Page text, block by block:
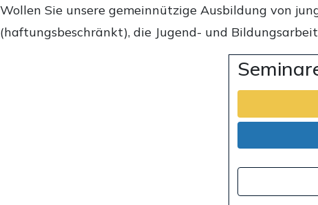
Wollen Sie unsere gemeinnützige Ausbildung von
(haftungsbeschränkt), die Jugend- und